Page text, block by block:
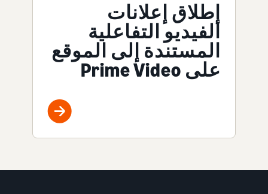
إطلاق إعلانات
الفيديو التفاعلية
المستندة إلى الموقع
على Prime Video